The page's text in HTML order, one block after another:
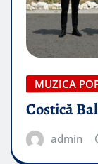
MUZICA
Costică
admin